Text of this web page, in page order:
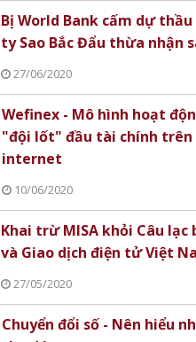
Bị World Bank cấm dự
ty Sao Bắc Đẩu thừa nhận
27/06/2020
Wefinex - Mô hình hoạt
"đội lốt" đầu tài chính trên
internet
10/06/2020
Khai trừ MISA khỏi Câu lạc
và Giao dịch điện tử Việt
27/05/2020
Chuyển đổi số - Nên hiểu